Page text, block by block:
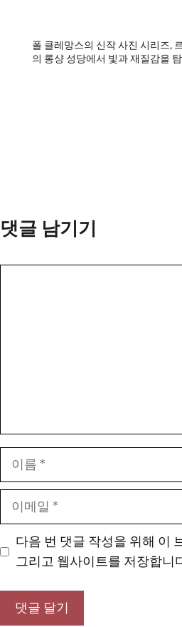
폴 클레망스의 신작 사진 시리즈,
의 롱샹 성당에서 빛과 재질감을
댓글 남기기
다음 번 댓글 작성을 위해 이
그리고 웹사이트를 저장합니